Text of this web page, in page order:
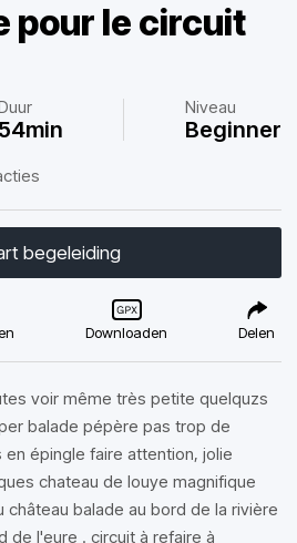
pour le circuit
54min
Niveau
Beginner
begeleiding
Downloaden Delen
voir même très petite quelquzs
balade pépère pas trop de
épingle faire attention, jolie
chateau de louye magnifique
balade au bord de la rivière
de l'eure . circuit à refaire à